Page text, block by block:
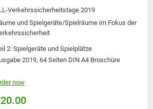
Verkehrssicherheitstage 2019
und Spielgeräte/Spielräume im Fokus der
2: Spielgeräte und Spielplätze
2019, 64 Seiten DIN A4 Broschüre
now